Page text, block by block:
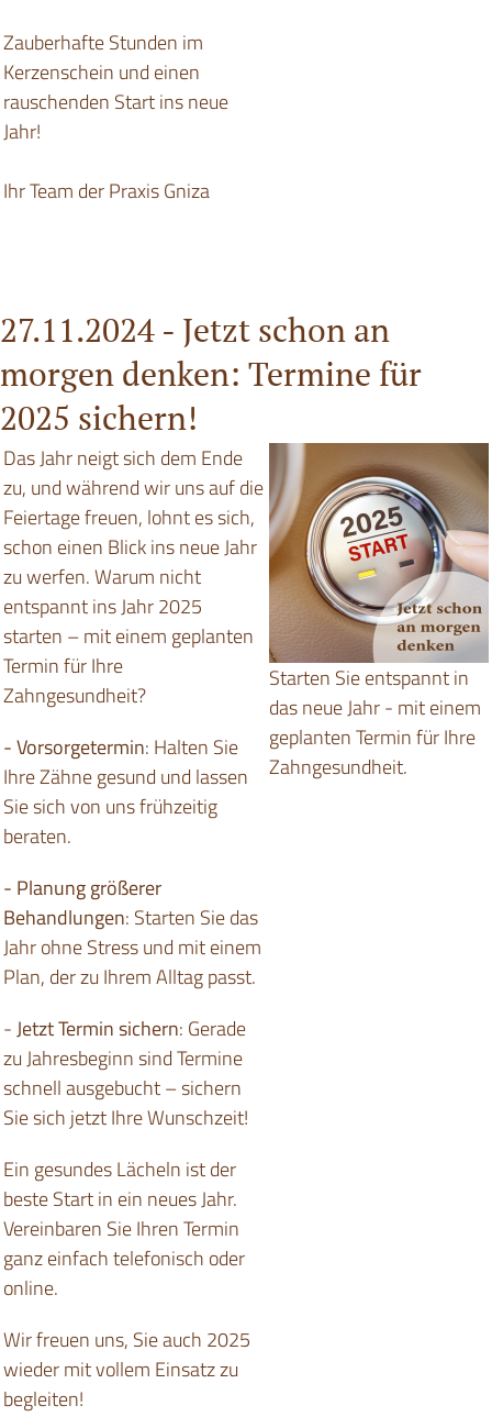
Zauberhafte Stunden im
Kerzenschein und einen
rauschenden Start ins neue
Jahr!
Ihr Team der Praxis Gniza
27.11.2024 - Jetzt schon an
morgen denken: Termine für
2025 sichern!
Das Jahr neigt sich dem Ende
zu, und während wir uns auf die
Feiertage freuen, lohnt es sich,
schon einen Blick ins neue Jahr
zu werfen. Warum nicht
entspannt ins Jahr 2025
starten – mit einem geplanten
Termin für Ihre
Zahngesundheit?
- Vorsorgetermin: Halten Sie
Ihre Zähne gesund und lassen
Sie sich von uns frühzeitig
beraten.
- Planung größerer
Behandlungen: Starten Sie das
Jahr ohne Stress und mit einem
Plan, der zu Ihrem Alltag passt.
-Jetzt Termin sichern: Gerade
zu Jahresbeginn sind Termine
schnell ausgebucht – sichern
Sie sich jetzt Ihre Wunschzeit!
Ein gesundes Lächeln ist der
beste Start in ein neues Jahr.
Vereinbaren Sie Ihren Termin
ganz einfach telefonisch oder
online.
Wir freuen uns, Sie auch 2025
wieder mit vollem Einsatz zu
begleiten!
Starten Sie entspannt in
das neue Jahr - mit einem
geplanten Termin für Ihre
Zahngesundheit.